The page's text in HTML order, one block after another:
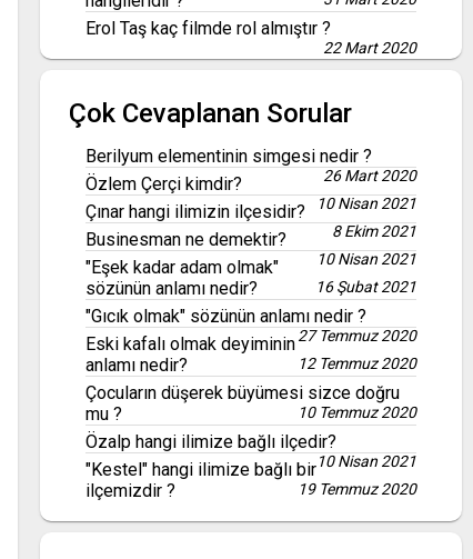
Erol Taş kaç filmde rol almıştır ?
22 Mart 2020
Çok Cevaplanan Sorular
Berilyum elementinin simgesi nedir ?
26 Mart 2020
Özlem Çerçi kimdir?
10 Nisan 2021
Çınar hangi ilimizin ilçesidir?
8 Ekim 2021
Businesman ne demektir?
10 Nisan 2021
"Eşek kadar adam olmak"
sözünün anlamı nedir?
16 Şubat 2021
"Gıcık olmak" sözünün anlamı nedir ?
27 Temmuz 2020
Eski kafalı olmak deyiminin
anlamı nedir?
12 Temmuz 2020
Çocuların düşerek büyümesi sizce doğru
mu ?
10 Temmuz 2020
Özalp hangi ilimize bağlı ilçedir?
10 Nisan 2021
"Kestel" hangi ilimize bağlı bir
ilçemizdir ?
19 Temmuz 2020